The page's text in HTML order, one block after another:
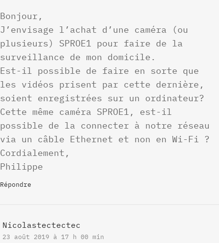
Bonjour,
J’envisage l’achat d’une caméra (ou
plusieurs) SPROE1 pour faire de la
surveillance de mon domicile.
Est-il possible de faire en sorte que
les vidéos prisent par cette dernière,
soient enregistrées sur un ordinateur?
Cette même caméra SPROE1, est-il
possible de la connecter à notre réseau
via un câble Ethernet et non en Wi-Fi ?
Cordialement,
Philippe
Répondre
Nicolastectectec
23 août 2019 à 17 h 00 min